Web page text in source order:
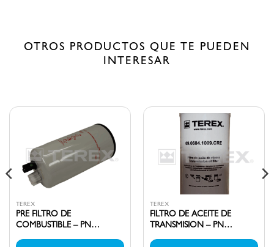
OTROS PRODUCTOS QUE TE PUEDEN
INTERESAR
TEREX
PRE FILTRO DE
COMBUSTIBLE – PN
TEREX
FILTRO DE ACEITE DE
TRANSMISION – PN